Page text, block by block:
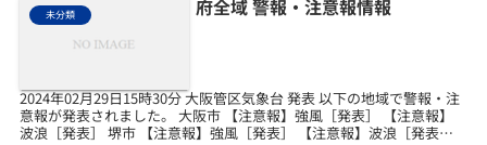
未分類 府全域 警報・注意報情報
2024年02月29日15時30分 大阪管区気象台 発表 以下の地域で警報・注
意報が発表されました。 大阪市 【注意報】強風［発表］ 【注意報】
波浪［発表］ 堺市 【注意報】強風［発表］ 【注意報】波浪［発表］